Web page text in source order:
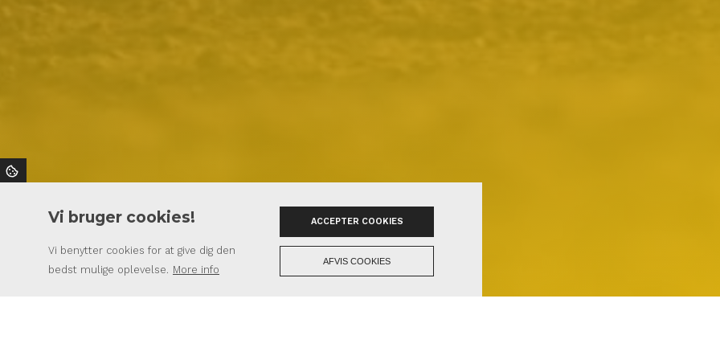
, CVR 29446237
Vi bruger cookies!
Vi benytter cookies for at give dig den
bedst mulige oplevelse. More info
ACCEPTER COOKIES
AFVIS COOKIES